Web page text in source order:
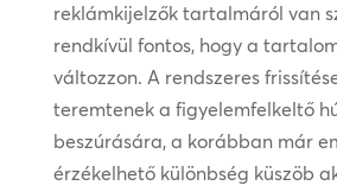
reklámkijelzők tartalmáról van
rendkívül fontos, hogy a
változzon. A rendszeres
teremtenek a figyelemfelkeltő
beszúrására, a korábban már
érzékelhető különbség küszöb